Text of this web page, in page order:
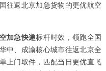
往返北京加急货物的更优航空
加急快递标杆时效，领跑全国
中、成渝核心城市往返北京全
上门取件，匹配当日更优直飞